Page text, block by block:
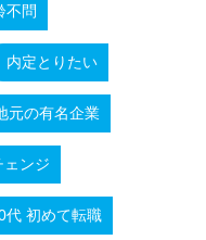
不問
内定とりたい
元の有名企業
ェンジ
代 初めて転職